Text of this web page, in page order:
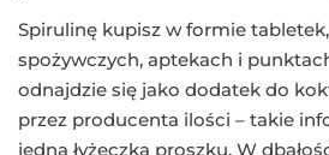
Spirulinę kupisz w formie
spożywczych, aptekach i
odnajdzie się jako dodatek do
przez producenta ilości – takie
jedna łyżeczka proszku. W